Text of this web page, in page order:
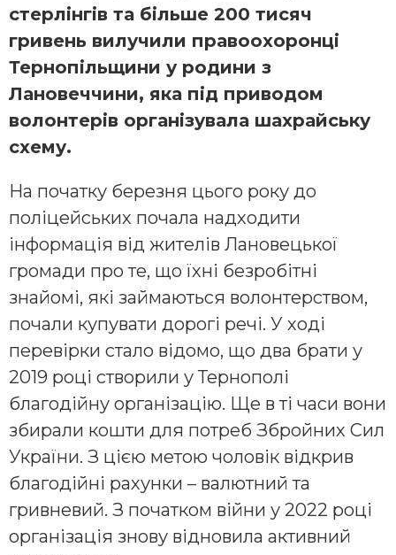
стерлінгів та більше 200 тисяч
гривень вилучили правоохоронці
Тернопільщини у родини з
Лановеччини, яка під приводом
волонтерів організувала шахрайську
схему.
На початку березня цього року до
поліцейських почала надходити
інформація від жителів Лановецької
громади про те, що їхні безробітні
знайомі, які займаються волонтерством,
почали купувати дорогі речі. У ході
перевірки стало відомо, що два брати у
2019 році створили у Тернополі
благодійну організацію. Ще в ті часи вони
збирали кошти для потреб Збройних Сил
України. З цією метою чоловік відкрив
благодійні рахунки – валютний та
гривневий. З початком війни у 2022 році
організація знову відновила активний